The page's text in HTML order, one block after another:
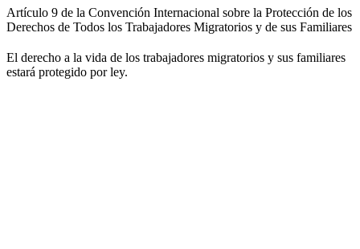
Artículo 9 de la Convención Internacional sobre la Protección de los
Derechos de Todos los Trabajadores Migratorios y de sus Familiares
El derecho a la vida de los trabajadores migratorios y sus familiares
estará protegido por ley.